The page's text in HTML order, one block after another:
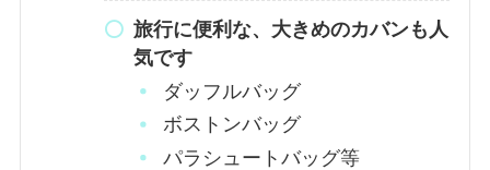
旅行に便利な、大きめのカバンも人
気です
ダッフルバッグ
ボストンバッグ
パラシュートバッグ等